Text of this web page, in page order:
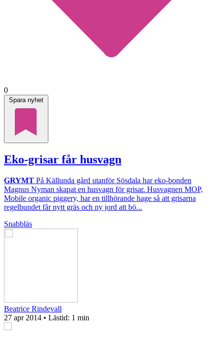
0
Spara nyhet
Eko-grisar får husvagn
GRYMT På Källunda gård utanför Sösdala har eko-bonden
Magnus Nyman skapat en husvagn för grisar. Husvagnen MOP,
Mobile organic piggery, har en tillhörande hage så att grisarna
regelbundet får nytt gräs och ny jord att bö...
Snabbläs
Beatrice Rindevall
27 apr 2014 • Lästid: 1 min